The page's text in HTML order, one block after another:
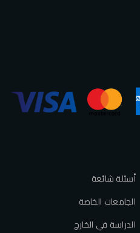
أسئلة شائعة
الجامعات الخاصة
الدراسة في الخارج